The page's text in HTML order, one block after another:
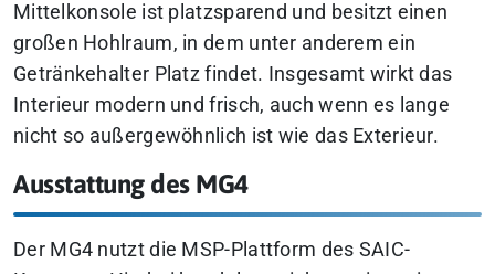
Mittelkonsole ist platzsparend und besitzt einen
großen Hohlraum, in dem unter anderem ein
Getränkehalter Platz findet. Insgesamt wirkt das
Interieur modern und frisch, auch wenn es lange
nicht so außergewöhnlich ist wie das Exterieur.
Ausstattung des MG4
Der MG4 nutzt die MSP-Plattform des SAIC-